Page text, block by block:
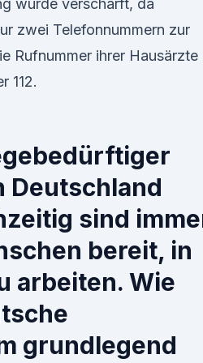
wurde verschärft, da
zwei Telefonnummern zur
Rufnummer ihrer Hausärzte
112.
Deutschland
sind
bereit, in
arbeiten. Wie
grundlegend